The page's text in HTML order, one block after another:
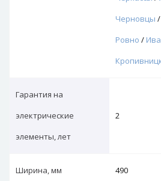
Черновцы /
Ровно /
Гарантия на
электрические
элементы, лет
2
Ширина, мм 490